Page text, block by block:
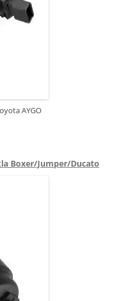
AYGO
Boxer/Jumper/Ducato